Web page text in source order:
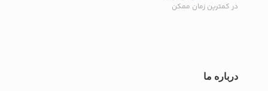
در کمترین زمان ممکن
درباره ما